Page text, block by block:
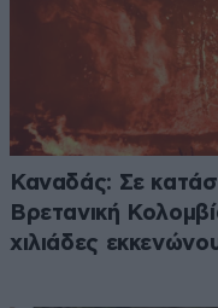
Καναδάς: Σε
Βρετανική
χιλιάδες